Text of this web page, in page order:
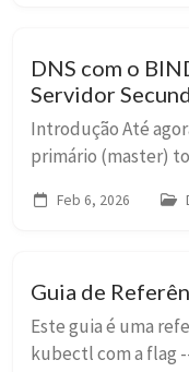
DNS com o
Servidor
Introdução Até
primário (master)
granular. Porém,
Feb 6, 2026
Guia de
Este guia é uma
kubectl com a flag